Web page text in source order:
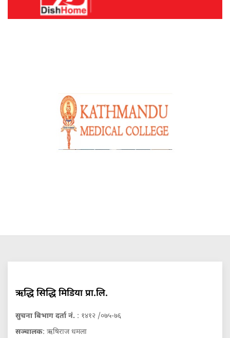
ऋद्धि सिद्धि मिडिया प्रा.लि.
सुचना बिभाग दर्ता नं. : १४१२ /०७५-७६
सञ्चालक: ऋषिराज धमला